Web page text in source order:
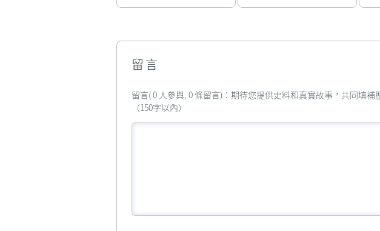
留言
留言( 0 人參與, 0 條留言)：期待您提供史料和真實故事，共同填補
（150字以內）